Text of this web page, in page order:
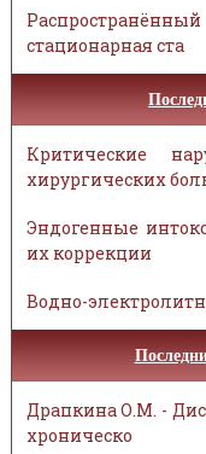
стационарная ста
Критические
хирургических
Эндогенные
их коррекции
Водно-
Драпкина О.М. -
хроническо